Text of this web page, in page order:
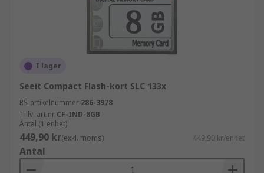
I lager
Seeit Compact Flash-kort SLC 133x
RS-artikelnummer 286-3978
Tillv. art.nr CF-IND-8GB
Antal (1 enhet)
449,90 kr(exkl. moms) 449,90 kr/enhet
Antal